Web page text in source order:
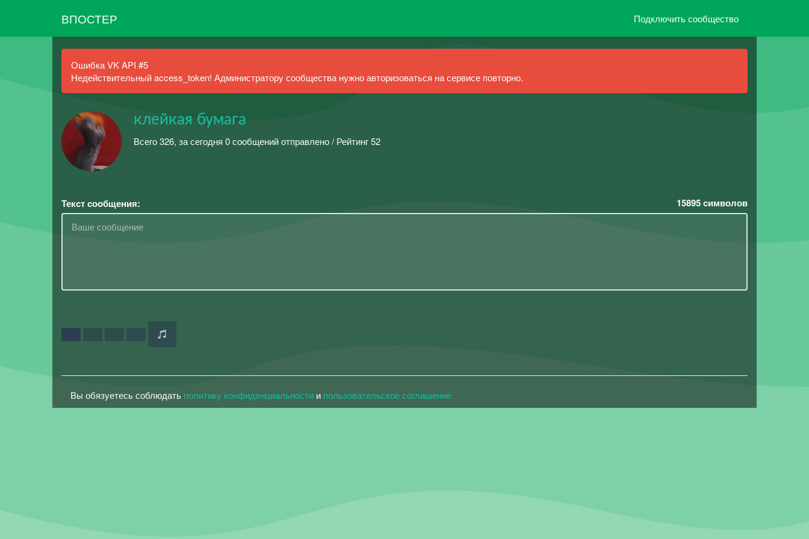
ВПОСТЕР Подключить сообщество
Ошибка VK API #5
Недействительный access_token! Администратору сообщества нужно авторизоваться на сервисе повторно.
клейкая бумага
Всего 326, за сегодня 0 сообщений отправлено / Рейтинг 52
Текст сообщения: 15895символов
Вы обязуетесь соблюдать политику конфиденциальности и пользовательское соглашение